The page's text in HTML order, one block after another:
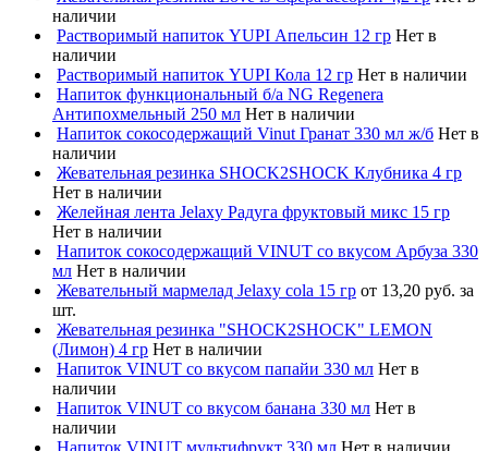
наличии
Растворимый напиток YUPI Апельсин 12 гр Нет в
наличии
Растворимый напиток YUPI Кола 12 гр Нет в наличии
Напиток функциональный б/а NG Regenera
Антипохмельный 250 мл Нет в наличии
Напиток сокосодержащий Vinut Гранат 330 мл ж/б Нет в
наличии
Жевательная резинка SHOCK2SHOCK Клубника 4 гр
Нет в наличии
Желейная лента Jelaxy Радуга фруктовый микс 15 гр
Нет в наличии
Напиток сокосодержащий VINUT со вкусом Арбуза 330
мл Нет в наличии
Жевательный мармелад Jelaxy cola 15 гр от 13,20 руб. за
шт.
Жевательная резинка "SHOCK2SHOCK" LEMON
(Лимон) 4 гр Нет в наличии
Напиток VINUT со вкусом папайи 330 мл Нет в
наличии
Напиток VINUT со вкусом банана 330 мл Нет в
наличии
Напиток VINUT мультифрукт 330 мл Нет в наличии